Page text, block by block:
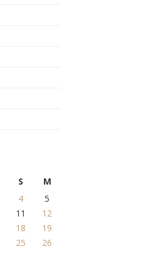
S
M
4
5
11
12
18
19
25
26